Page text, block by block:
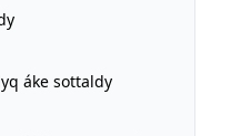
áke sottaldy